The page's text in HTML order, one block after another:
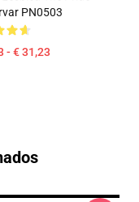
PN0503
- € 31,23